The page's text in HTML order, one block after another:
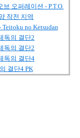
오퍼레이션 - P.T.O.
작전 지역
no Ketsudan
독의 결단2
독의 결단2
독의 결단4
결단4 PK